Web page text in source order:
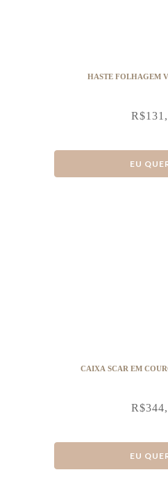
HASTE FOLHAGEM
R$
EU
CAIXA SCAR EM
R$
EU